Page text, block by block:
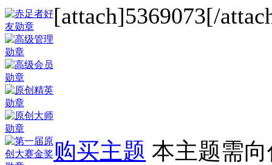
[attach]5369073[/
购买主题 本主题需